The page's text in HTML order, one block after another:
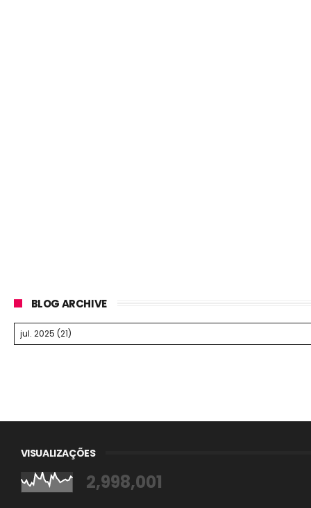
BLOG ARCHIVE
VISUALIZAÇÕES
2,998,001